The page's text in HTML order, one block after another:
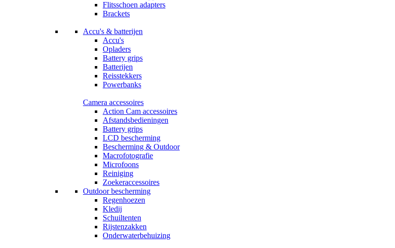
Flitsschoen adapters
Brackets
Accu's & batterijen
Accu's
Opladers
Battery grips
Batterijen
Reisstekkers
Powerbanks
Camera accessoires
Action Cam accessoires
Afstandsbedieningen
Battery grips
LCD bescherming
Bescherming & Outdoor
Macrofotografie
Microfoons
Reiniging
Zoekeraccessoires
Outdoor bescherming
Regenhoezen
Kledij
Schuiltenten
Rijstenzakken
Onderwaterbehuizing